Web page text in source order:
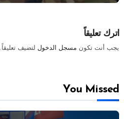
اترك تعليقاً
يجب أنت تكون مسجل الدخول لتضيف تعليقاً.
You Missed